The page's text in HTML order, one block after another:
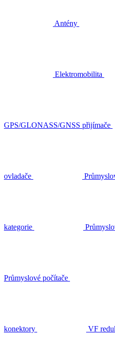
Antény
Elektromobilita
GPS/GLONASS/GNSS přijímače
ovladače
kategorie
Průmyslové počítače
konektory VF